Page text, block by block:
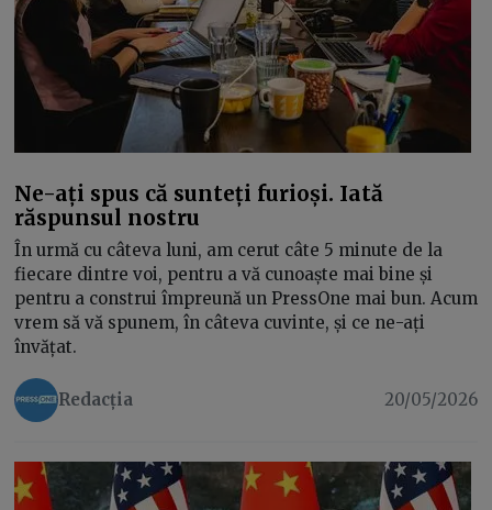
Ne-ați spus că sunteți furioși. Iată
răspunsul nostru
În urmă cu câteva luni, am cerut câte 5 minute de la
fiecare dintre voi, pentru a vă cunoaște mai bine și
pentru a construi împreună un PressOne mai bun. Acum
vrem să vă spunem, în câteva cuvinte, și ce ne-ați
învățat.
Redacția 20/05/2026